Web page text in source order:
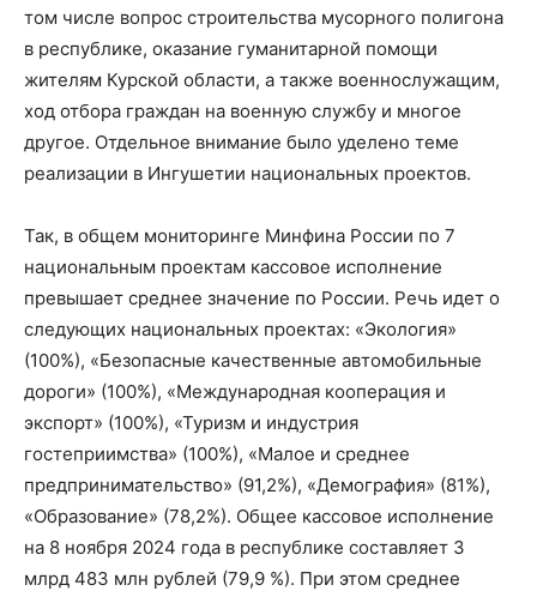
том числе вопрос строительства мусорного полигона
в республике, оказание гуманитарной помощи
жителям Курской области, а также военнослужащим,
ход отбора граждан на военную службу и многое
другое. Отдельное внимание было уделено теме
реализации в Ингушетии национальных проектов.
Так, в общем мониторинге Минфина России по 7
национальным проектам кассовое исполнение
превышает среднее значение по России. Речь идет о
следующих национальных проектах: «Экология»
(100%), «Безопасные качественные автомобильные
дороги» (100%), «Международная кооперация и
экспорт» (100%), «Туризм и индустрия
гостеприимства» (100%), «Малое и среднее
предпринимательство» (91,2%), «Демография» (81%),
«Образование» (78,2%). Общее кассовое исполнение
на 8 ноября 2024 года в республике составляет 3
млрд 483 млн рублей (79,9 %). При этом среднее